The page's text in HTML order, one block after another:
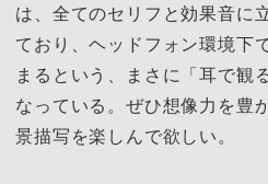
は、全てのセリフと効果音に
ており、ヘッドフォン環境下
まるという、まさに「耳で観
なっている。ぜひ想像力を豊
景描写を楽しんで欲しい。